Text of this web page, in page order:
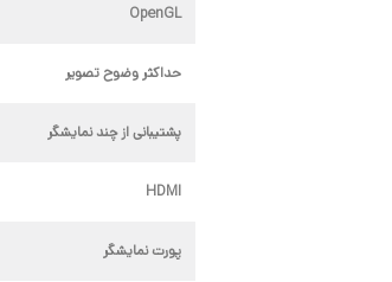
OpenGL
حداکثر وضوح تصویر
پشتیبانی از چند نمایشگر
HDMI
پورت نمایشگر